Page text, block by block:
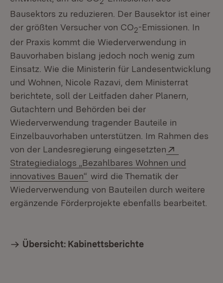
Bausektors zu reduzieren. Der Bausektor ist einer
der größten Versucher von CO2-Emissionen. In
der Praxis kommt die Wiederverwendung in
Bauvorhaben bislang jedoch noch wenig zum
Einsatz. Wie die Ministerin für Landesentwicklung
und Wohnen, Nicole Razavi, dem Ministerrat
berichtete, soll der Leitfaden daher Planern,
Gutachtern und Behörden bei der
Wiederverwendung tragender Bauteile in
Einzelbauvorhaben unterstützen. Im Rahmen des
von der Landesregierung eingesetzten
Strategiedialogs „Bezahlbares Wohnen und
innovatives Bauen“ (Öffnet in neuem Fenster)
wird die Thematik der
Wiederverwendung von Bauteilen durch weitere
ergänzende Förderprojekte ebenfalls bearbeitet.
Übersicht: Kabinettsberichte